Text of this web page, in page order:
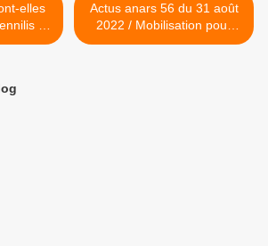
à
au 30
Actus anars 56 du 31 août
2022 / Mobilisation pour
Vincenzo samedi 3